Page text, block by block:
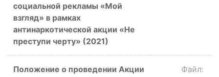
социальной рекламы «Мой
взгляд» в рамках
антинаркотической акции «Не
преступи черту» (2021)
Положение о проведении Акции
Файл: